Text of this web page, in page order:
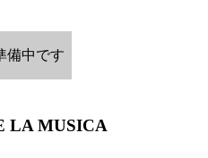
備中です
LA MUSICA